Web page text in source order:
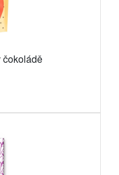
čokoládě